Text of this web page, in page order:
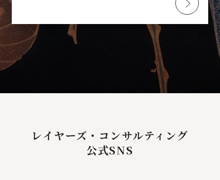
レイヤーズ・コンサルティング
公式SNS